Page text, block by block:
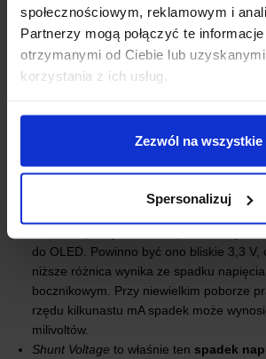
społecznościowym, reklamowym i
Partnerzy mogą połączyć te
otrzymanymi od Ciebie lub
korzystania z ich usług.
Zezwól na wszystkie
Spersonalizuj
musimy sami przeliczać wartości prądu
układ i biblioteka. Naszym zadaniem jest
zainicjowanie urządzeń i wyświetlenie danych.
Warto zwrócić uwagę na interpretację
na OLED. W kontekście naszego projektu
do OLED. Powinno być ono bliskie 3,3 V,
niższe różnica wynika ze spadku
bocznikowym. Przy niewielkim poborze
rzędu kilkunastu mA spadek może
milivoltów.
Shunt Voltage to właśnie ten spadek